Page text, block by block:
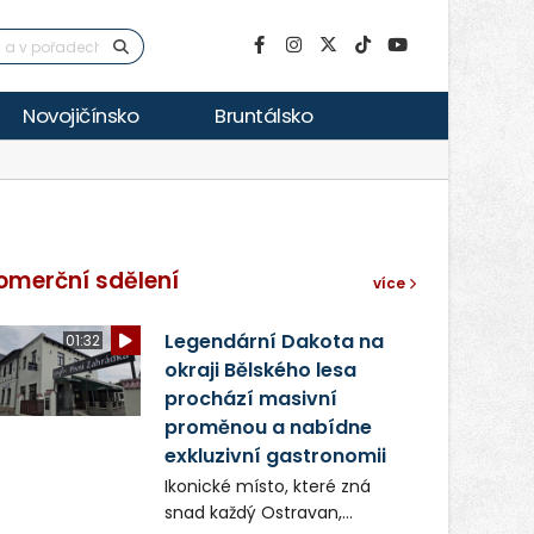
Novojičínsko Bruntálsko
sdělení více
01:32
Legendární Dakota na
okraji Bělského lesa
prochází masivní
proměnou a nabídne
exkluzivní gastronomii
Ikonické místo, které zná
snad každý Ostravan,